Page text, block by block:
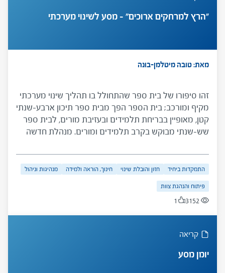
"הרץ למרחקים ארוכים" – מסע לשינוי מערכתי
מאת: טובה מיטלמן-בונה
זהו סיפורו של בית ספר שהתחולל בו תהליך שינוי מערכתי
מקיף ומורכב; בית הספר הפך מבית ספר תיכון ארבע-שנתי
קטן, מאופיין בבריחת תלמידים ובעזיבת מורים, לבית ספר
שש-שנתי מבוקש בקרב תלמידים ומורים. מנהלת חדשה
בבירור פנימי מעמיק כלל-בית-ספרי והמשכו בשינויים
ארגוניים ופדגוגיים מרחיקי לכת. המקרה מעלה סוגיות של
יצירת חזון בית ספרי ותהליך מימושו, של הובלת שינוי
והטמעתו וכן של הצלחות מחד גיסא וקשיים והתנגדויות
מאידך גיסא.
התמקדות ביחיד חזון והובלת שינוי חינוך, הוראה ולמידה מנהיגות וניהול
פיתוח והנהגת צוות
3152
1
קריאה
יומן מסע